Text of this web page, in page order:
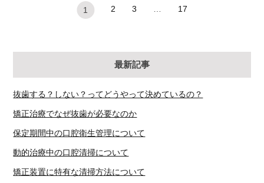
1 2 3 17
最新記事
抜歯する？しない？ってどうやって決めているの？
矯正治療でなぜ抜歯が必要なのか
保定期間中の口腔衛生管理について
動的治療中の口腔清掃について
矯正装置に特有な清掃方法について